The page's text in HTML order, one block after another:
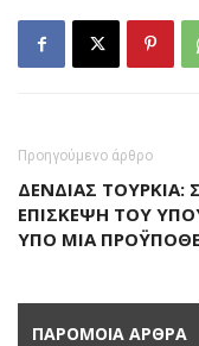
Προηγούμενο άρθρο
ΔΈΝΔΙΑΣ ΤΟΥΡΚΊΑ:
ΕΠΊΣΚΕΨΗ ΤΟΥ
ΥΠΌ ΜΙΑ
ΠΑΡΟΜΟΙΑ ΑΡΘΡΑ